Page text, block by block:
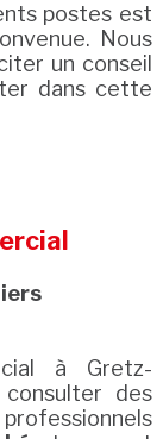
postes est
Nous
un conseil
dans cette
à Gretz-
des